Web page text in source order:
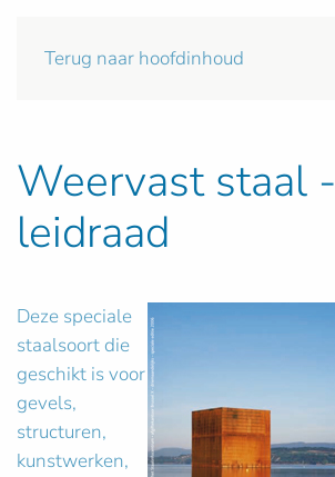
Terug naar hoofdinhoud
Weervast staal -
leidraad
Deze speciale
staalsoort die
geschikt is voor
gevels,
structuren,
kunstwerken,